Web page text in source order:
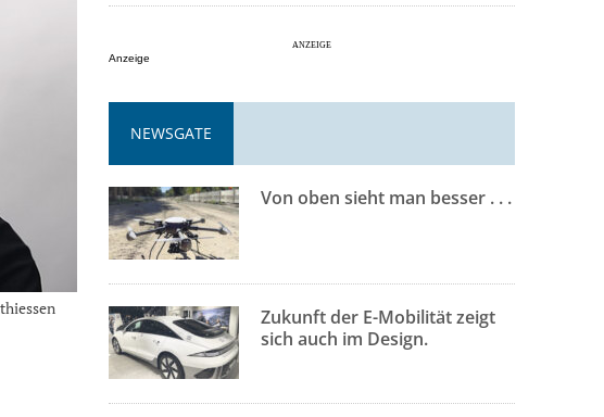
Anzeige
NEWSGATE
Von oben sieht man besser . . .
Zukunft der E-Mobilität zeigt
sich auch im Design.